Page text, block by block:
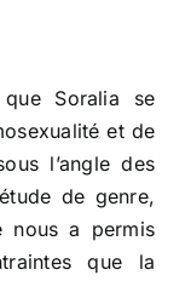
Soralia se
et de
l’angle des
de genre,
nous a permis
que la